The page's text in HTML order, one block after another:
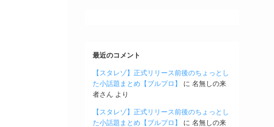
最近のコメント
【スタレゾ】正式リリース前後のちょっとし
た小話題まとめ【ブルプロ】
に 名無しの来
者さん より
【スタレゾ】正式リリース前後のちょっとし
た小話題まとめ【ブルプロ】
に 名無しの来